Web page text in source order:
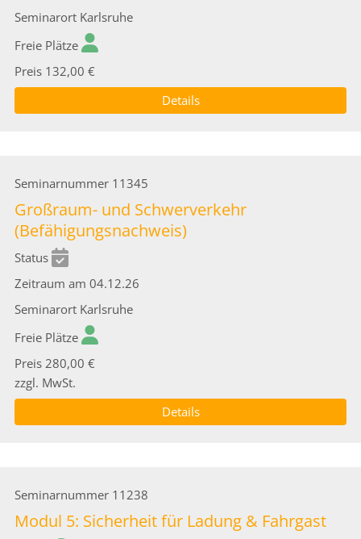
Seminarort Karlsruhe
Freie Plätze
Preis 132,00 €
Details
Seminarnummer 11345
Großraum- und Schwerverkehr
(Befähigungsnachweis)
Status
Zeitraum am 04.12.26
Seminarort Karlsruhe
Freie Plätze
Preis 280,00 €
zzgl. MwSt.
Details
Seminarnummer 11238
Modul 5: Sicherheit für Ladung & Fahrgast